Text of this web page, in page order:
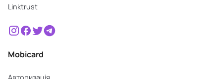
Linktrust
Mobicard